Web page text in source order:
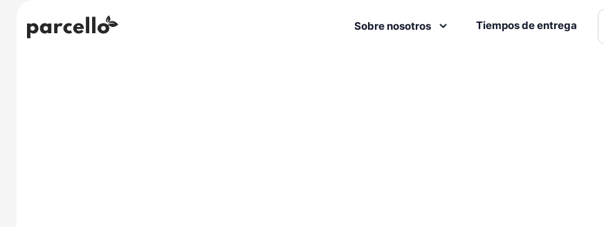
Sobre nosotros Tiempos de entrega